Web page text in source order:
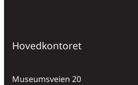
Hovedkontoret
Museumsveien 20